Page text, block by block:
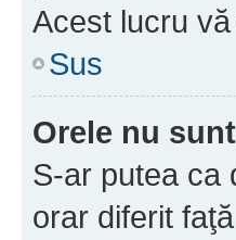
Acest lucru
Sus
Orele nu
S-ar putea ca
orar diferit